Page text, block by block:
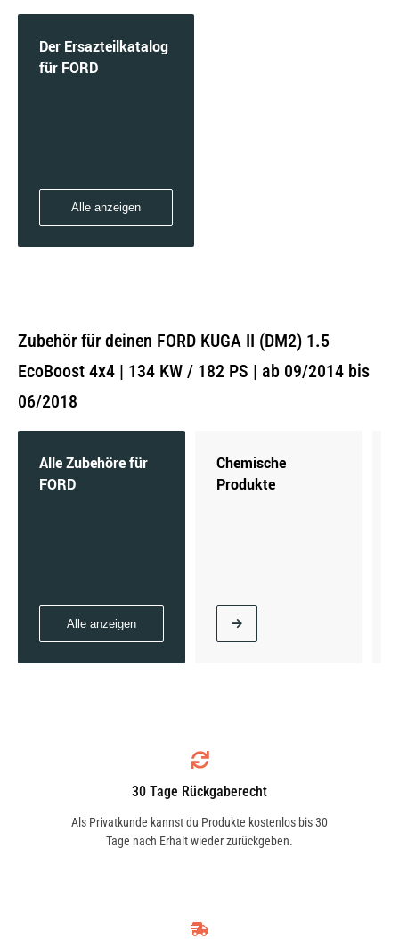
Der Ersazteilkatalog
für FORD
Alle anzeigen
Zubehör für deinen FORD KUGA II (DM2) 1.5
EcoBoost 4x4 | 134 KW / 182 PS | ab 09/2014 bis
06/2018
Alle Zubehöre für
FORD
Alle anzeigen
Chemische
Produkte
30 Tage Rückgaberecht
Als Privatkunde kannst du Produkte kostenlos bis 30
Tage nach Erhalt wieder zurückgeben.